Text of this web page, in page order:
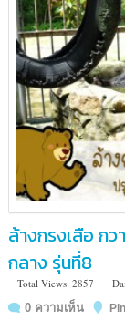
ล้างกรงเสือ ก
กลาง รุ่นที่8
Total Views: 2857
0 ความเห็น